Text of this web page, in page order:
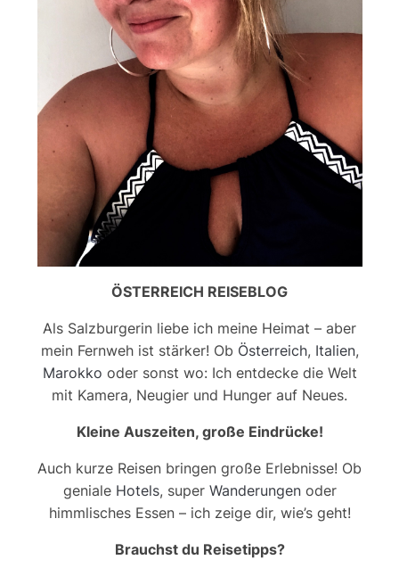
ÖSTERREICH REISEBLOG
Als Salzburgerin liebe ich meine Heimat – aber
mein Fernweh ist stärker! Ob Österreich, Italien,
Marokko oder sonst wo: Ich entdecke die Welt
mit Kamera, Neugier und Hunger auf Neues.
Kleine Auszeiten, große Eindrücke!
Auch kurze Reisen bringen große Erlebnisse! Ob
geniale Hotels, super Wanderungenoder
himmlisches Essen – ich zeige dir, wie’s geht!
Brauchst du Reisetipps?